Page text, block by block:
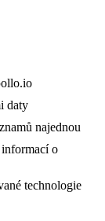
daty
najednou
o
technologie